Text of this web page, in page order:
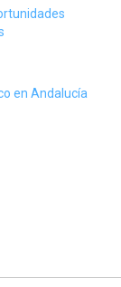
en Andalucía